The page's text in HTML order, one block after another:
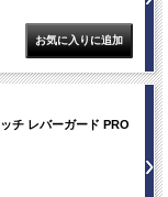
チ レバーガード PRO